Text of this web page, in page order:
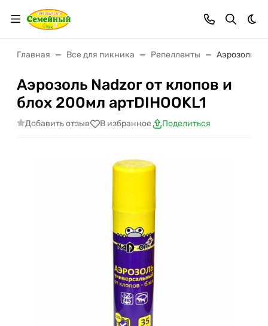
Главная Все для пикника Репелленты Аэрозоль
Аэрозоль Nadzor от клопов и
блох 200мл артDIHOOKL1
Добавить отзыв В избранное Поделиться